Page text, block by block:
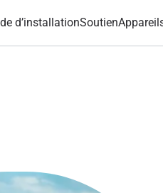
d’installationSoutien